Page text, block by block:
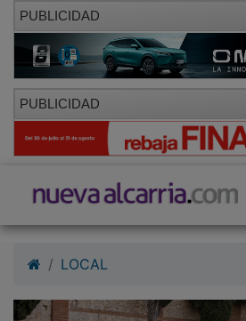
PUBLICIDAD
PUBLICIDAD